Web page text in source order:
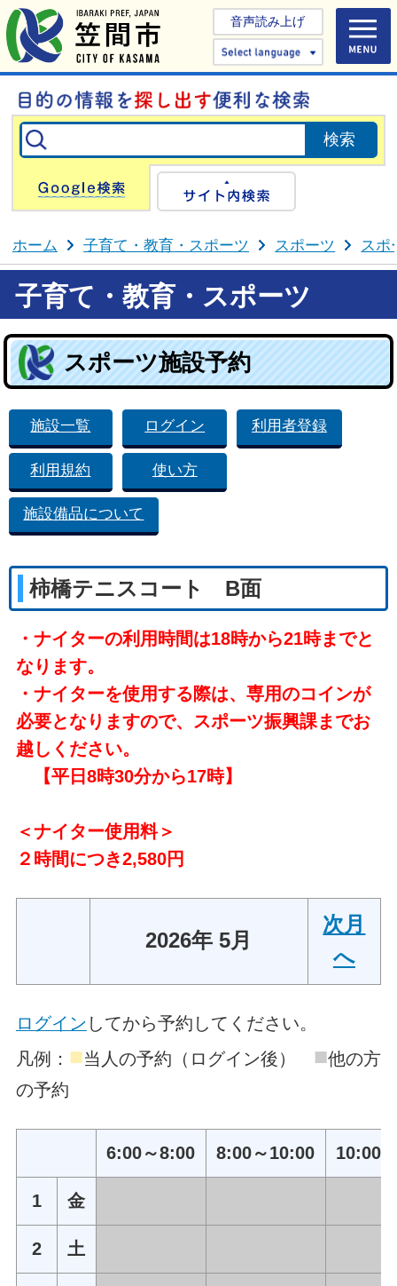
音声読み上げ
Select
Google検索
ホーム 子育て・教育・スポーツ スポーツ スポ
子育て・教育・スポーツ
スポーツ施設予約
施設一覧 ログイン 利用者登録
利用規約 使い方
施設備品について
柿橋テニスコート B面
・ナイターの利用時間は18時から21時までと
なります。
・ナイターを使用する際は、専用のコインが
必要となりますので、スポーツ振興課までお
越しください。
【平日8時30分から17時】
＜ナイター使用料＞
２時間につき2,580円
2026年 5月
次月
へ
ログイン してから予約してください。
凡例： ■当人の予約（ログイン後） ■他の方
の予約
6:00～8:00 8:00～10:00 10:00
1 金
2 土